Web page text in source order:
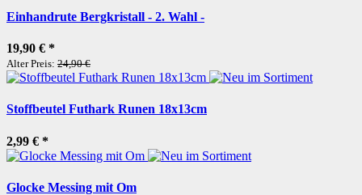
Einhandrute Bergkristall - 2. Wahl -
19,90 € *
Alter Preis: 24,90 €
Stoffbeutel Futhark Runen 18x13cm
2,99 € *
Glocke Messing mit Om